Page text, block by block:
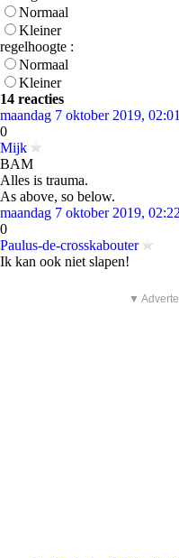
Normaal
Kleiner
regelhoogte :
Normaal
Kleiner
14 reacties
maandag 7 oktober 2019,
0
Mijk
BAM
Alles is trauma.
As above, so below.
maandag 7 oktober 2019,
0
Paulus-de-crosskabouter
Ik kan ook niet slapen!
▼